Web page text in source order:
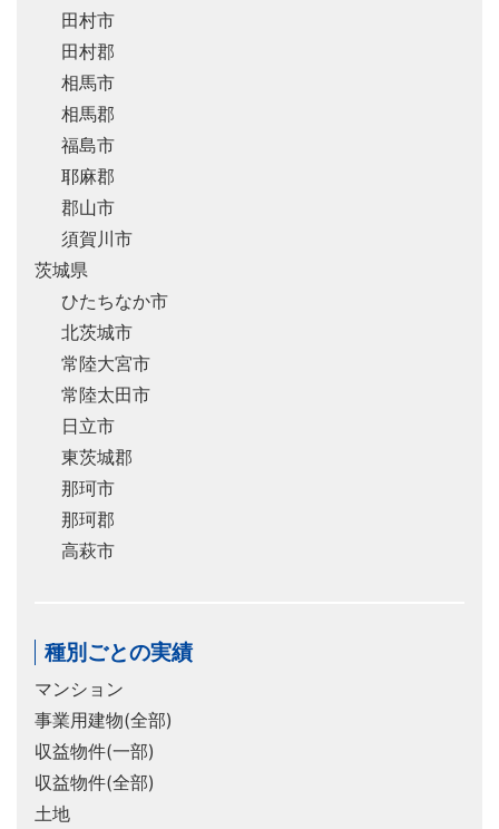
田村市
田村郡
相馬市
相馬郡
福島市
耶麻郡
郡山市
須賀川市
茨城県
ひたちなか市
北茨城市
常陸大宮市
常陸太田市
日立市
東茨城郡
那珂市
那珂郡
高萩市
種別ごとの実績
マンション
事業用建物(全部)
収益物件(一部)
収益物件(全部)
土地